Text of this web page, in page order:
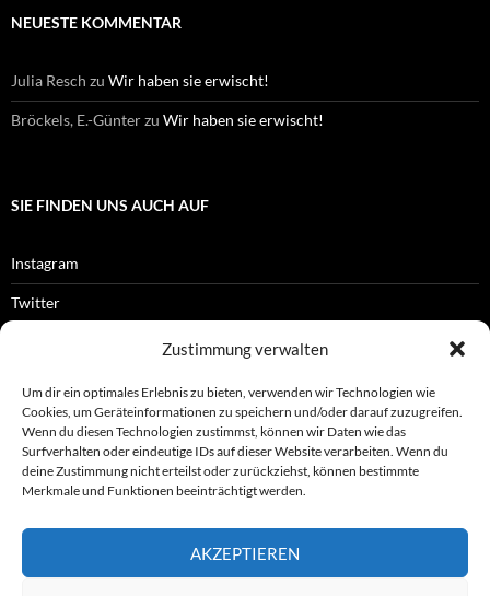
Zustimmung verwalten
Um dir ein optimales Erlebnis zu bieten, verwenden wir Technologien wie
Cookies, um Geräteinformationen zu speichern und/oder darauf zuzugreifen.
Wenn du diesen Technologien zustimmst, können wir Daten wie das
Surfverhalten oder eindeutige IDs auf dieser Website verarbeiten. Wenn du
deine Zustimmung nicht erteilst oder zurückziehst, können bestimmte
Merkmale und Funktionen beeinträchtigt werden.
AKZEPTIEREN
NEUESTE KOMMENTAR
Julia Resch zu Wir haben sie erwischt!
Bröckels, E.-Günterzu Wir haben sie erwischt!
SIE FINDEN UNS AUCH AUF
Instagram
Twitter
OFFIZIELLES
Impressum